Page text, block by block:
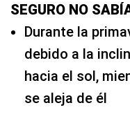
SEGURO NO
Durante la
debido a la
hacia el sol,
se aleja de él